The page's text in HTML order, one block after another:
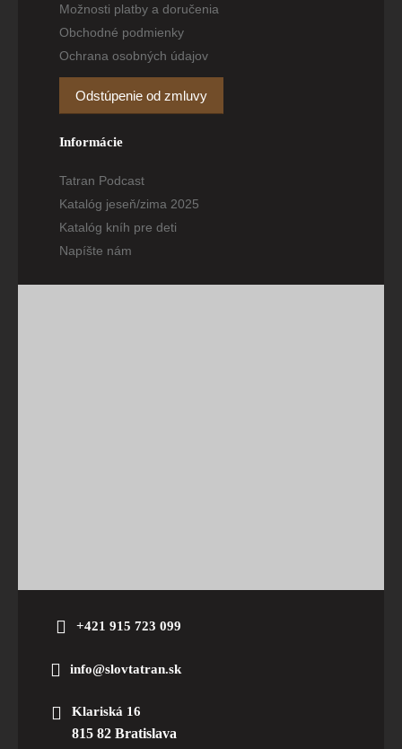
Možnosti platby a doručenia
Obchodné podmienky
Ochrana osobných údajov
Odstúpenie od zmluvy
Informácie
Tatran Podcast
Katalóg jeseň/zima 2025
Katalóg kníh pre deti
Napíšte nám
+421 915 723 099
info@slovtatran.sk
Klariská 16
815 82 Bratislava